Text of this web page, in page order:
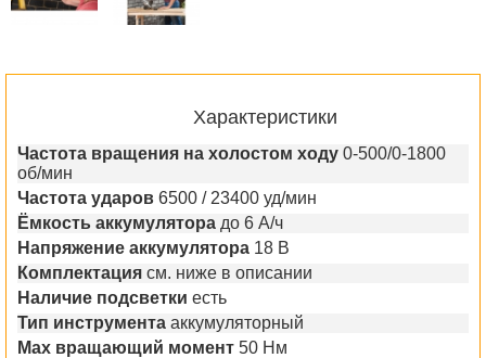
Характеристики
Частота вращения на холостом ходу 0-500/0-1800
об/мин
Частота ударов 6500 / 23400 уд/мин
Ёмкость аккумулятора до 6 А/ч
Напряжение аккумулятора 18 В
Комплектация см. ниже в описании
Наличие подсветки есть
Тип инструмента аккумуляторный
Max вращающий момент 50 Нм